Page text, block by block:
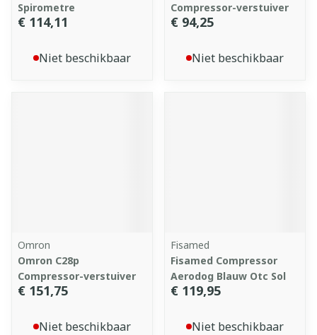
Spirometre
€ 114,11
Niet beschikbaar
Compressor-verstuiver
€ 94,25
Niet beschikbaar
Omron
Omron C28p
Compressor-verstuiver
€ 151,75
Niet beschikbaar
Fisamed
Fisamed Compressor
Aerodog Blauw Otc Sol
€ 119,95
Niet beschikbaar